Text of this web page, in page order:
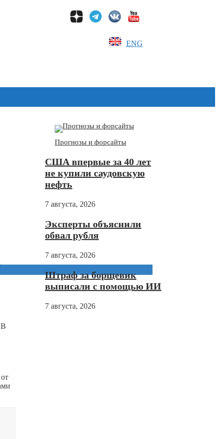
ENG
В
Прогнозы и форсайты
США впервые за 40 лет
не купили саудовскую
нефть
7 августа, 2026
Эксперты объяснили
обвал рубля
7 августа, 2026
Штраф за борщевик
выписали с помощью ИИ
7 августа, 2026